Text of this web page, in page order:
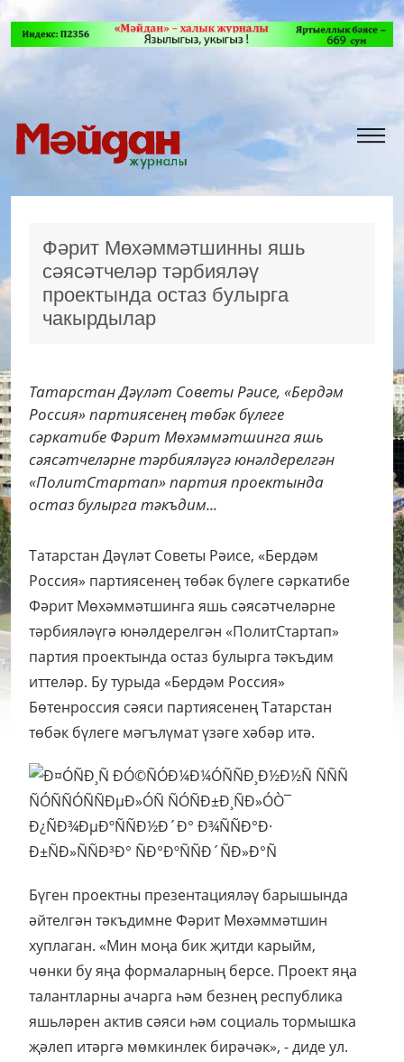
Фәрит Мөхәммәтшинны яшь
сәясәтчеләр тәрбияләү
проектында остаз булырга
чакырдылар
Татарстан Дәүләт Советы Рәисе, «Бердәм
Россия» партиясенең төбәк бүлеге
сәркатибе Фәрит Мөхәммәтшинга яшь
сәясәтчеләрне тәрбияләүгә юнәлдерелгән
«ПолитСтартап» партия проектында
остаз булырга тәкъдим...
Татарстан Дәүләт Советы Рәисе, «Бердәм
Россия» партиясенең төбәк бүлеге сәркатибе
Фәрит Мөхәммәтшинга яшь сәясәтчеләрне
тәрбияләүгә юнәлдерелгән «ПолитСтартап»
партия проектында остаз булырга тәкъдим
иттеләр. Бу турыда «Бердәм Россия»
Бөтенроссия сәяси партиясенең Татарстан
төбәк бүлеге мәгълүмат үзәге хәбәр итә.
Бүген проектны презентацияләү барышында
әйтелгән тәкъдимне Фәрит Мөхәммәтшин
хуплаган. «Мин моңа бик җитди карыйм,
чөнки бу яңа формаларның берсе. Проект яңа
талантларны ачарга һәм безнең республика
яшьләрен актив сәяси һәм социаль тормышка
җәлеп итәргә мөмкинлек бирәчәк», - диде ул.